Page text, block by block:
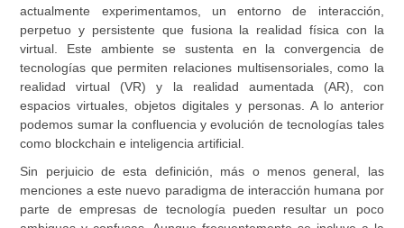
actualmente experimentamos, un entorno de interacción,
perpetuo y persistente que fusiona la realidad física con la
virtual . Este ambiente se sustenta en la convergencia de
tecnologías que permiten relaciones multisensoriales, como la
realidad virtual (VR) y la realidad aumentada (AR), con
espacios virtuales, objetos digitales y personas. A lo anterior
podemos sumar la confluencia y evolución de tecnologías tales
como blockchain e inteligencia artificial.
Sin perjuicio de esta definición, más o menos general, las
menciones a este nuevo paradigma de interacción humana por
parte de empresas de tecnología pueden resultar un poco